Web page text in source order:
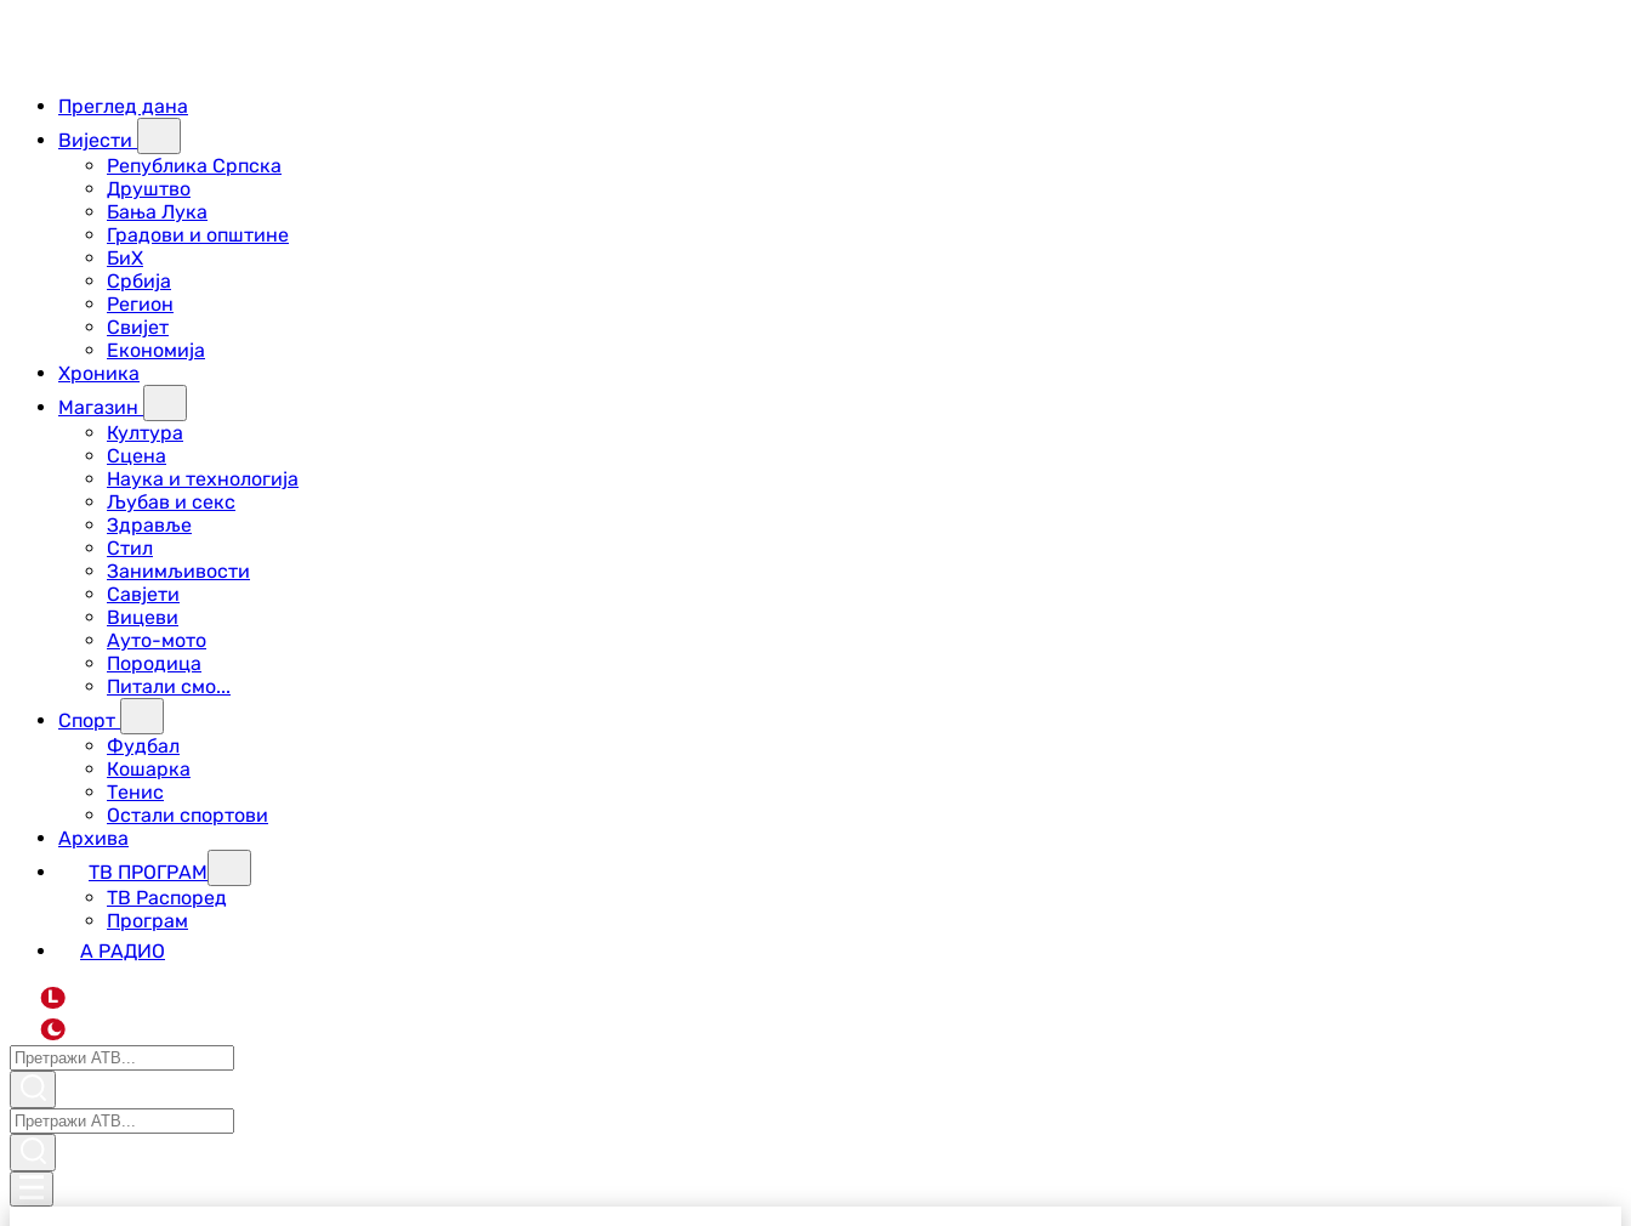
Преглед дана
Вијести
Република Српска
Друштво
Бања Лука
Градови и општине
БиХ
Србија
Регион
Свијет
Економија
Хроника
Магазин
Култура
Сцена
Наука и технологија
Љубав и секс
Здравље
Стил
Занимљивости
Савјети
Вицеви
Ауто-мото
Породица
Питали смо...
Спорт
Фудбал
Кошарка
Тенис
Остали спортови
Архива
ТВ ПРОГРАМ
ТВ Распоред
Програм
А РАДИО
L